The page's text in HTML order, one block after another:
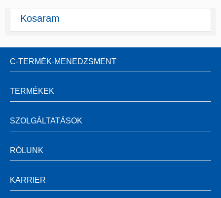
Kosaram
C-TERMÉK-MENEDZSMENT
TERMÉKEK
SZOLGÁLTATÁSOK
RÓLUNK
KARRIER